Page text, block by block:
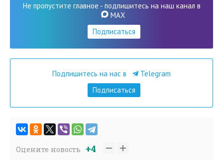
Не пропустите главное - подпишитесь на наш канал в
MAX
Подписаться
Подпишитесь на нас в
Telegram
Подписаться
Оцените новость +4